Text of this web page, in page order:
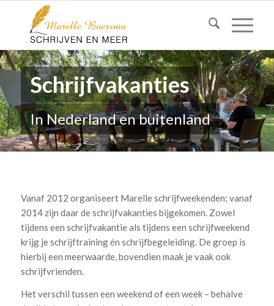
Schrijfvakanties
In Nederland en buitenland
Vanaf 2012 organiseert Marelle schrijfweekenden; vanaf
2014 zijn daar de schrijfvakanties bijgekomen. Zowel
tijdens een schrijfvakantie als tijdens een schrijfweekend
krijg je schrijftraining én schrijfbegeleiding. De groep is
hierbij een meerwaarde, bovendien maak je vaak ook
schrijfvrienden.
Het verschil tussen een weekend of een week – behalve